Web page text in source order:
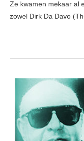
Ze kwamen mekaar al
zowel Dirk Da Davo